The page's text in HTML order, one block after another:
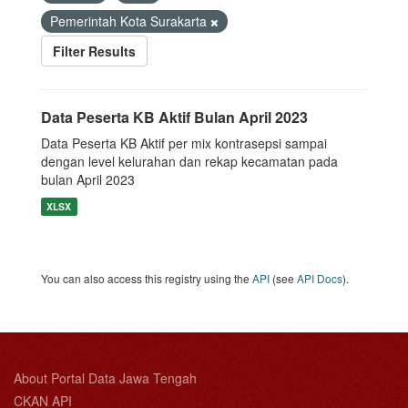
Pemerintah Kota Surakarta
Filter Results
Data Peserta KB Aktif Bulan April 2023
Data Peserta KB Aktif per mix kontrasepsi sampai
dengan level kelurahan dan rekap kecamatan pada
bulan April 2023
XLSX
You can also access this registry using the API (see API Docs).
About Portal Data Jawa Tengah
CKAN API